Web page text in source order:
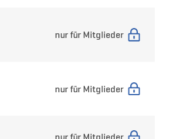
nur für Mitglieder
nur für Mitglieder
nur für Mitglieder